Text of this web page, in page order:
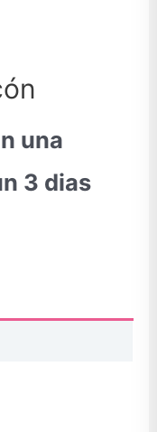
una
3 dias